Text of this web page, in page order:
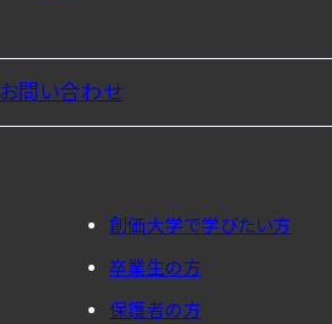
お問い合わせ
創価大学で学びたい方
卒業生の方
保護者の方